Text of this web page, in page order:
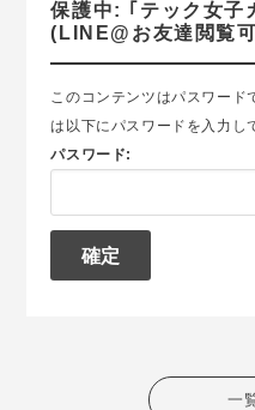
保護中: ｢テック女子
(LINE@お友達閲覧
このコンテンツはパスワード
は以下にパスワードを入力し
パスワード:
一